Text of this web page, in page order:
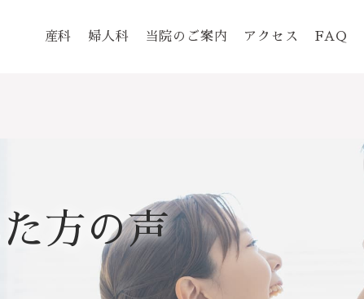
産科 婦人科 当院のご案内 アクセス FAQ
方の声